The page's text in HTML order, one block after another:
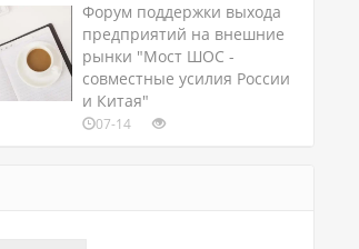
Форум поддержки выхода
предприятий на внешние
рынки "Мост ШОС -
совместные усилия России
и Китая"
07-14